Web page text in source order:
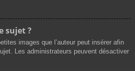
sujet ?
images que l’auteur peut insérer afin
Les administrateurs peuvent désactiver